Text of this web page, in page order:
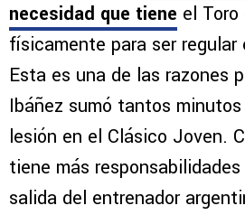
necesidad que tiene el Toro
físicamente para ser regular
Esta es una de las razones
Ibáñez sumó tantos
lesión en el Clásico Joven.
tiene más
salida del entrenador